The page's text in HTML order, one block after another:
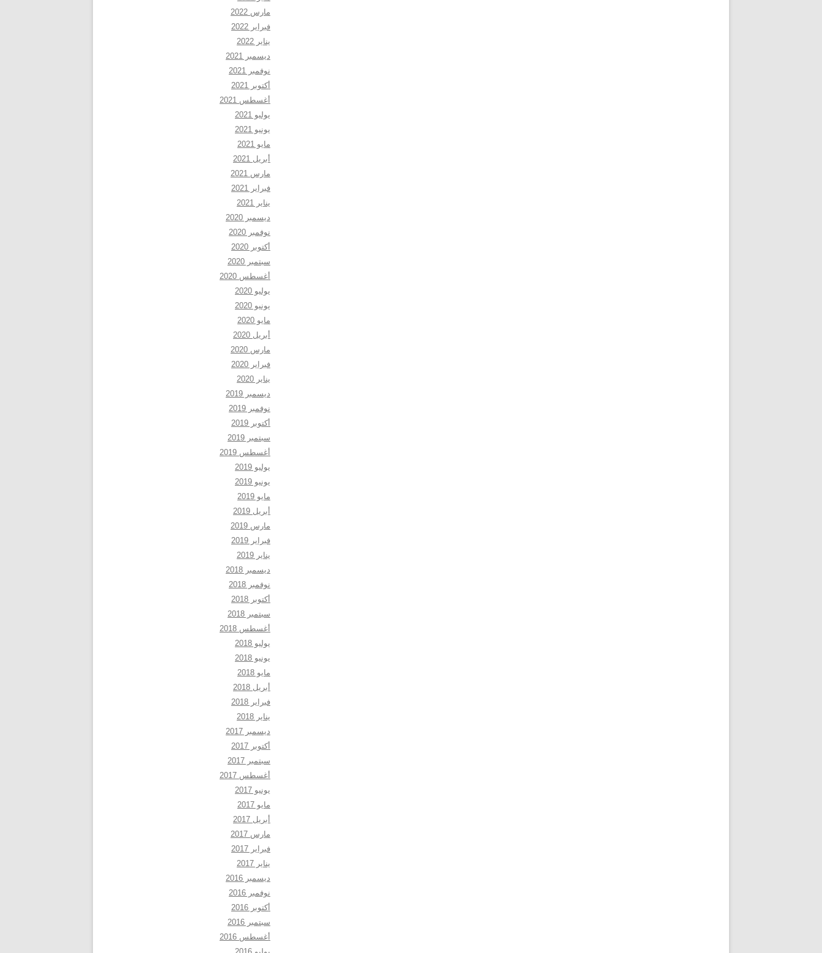
مارس 2022
فبراير 2022
يناير 2022
ديسمبر 2021
نوفمبر 2021
أكتوبر 2021
أغسطس 2021
يوليو 2021
يونيو 2021
مايو 2021
أبريل 2021
مارس 2021
فبراير 2021
يناير 2021
ديسمبر 2020
نوفمبر 2020
أكتوبر 2020
سبتمبر 2020
أغسطس 2020
يوليو 2020
يونيو 2020
مايو 2020
أبريل 2020
مارس 2020
فبراير 2020
يناير 2020
ديسمبر 2019
نوفمبر 2019
أكتوبر 2019
سبتمبر 2019
أغسطس 2019
يوليو 2019
يونيو 2019
مايو 2019
أبريل 2019
مارس 2019
فبراير 2019
يناير 2019
ديسمبر 2018
نوفمبر 2018
أكتوبر 2018
سبتمبر 2018
أغسطس 2018
يوليو 2018
يونيو 2018
مايو 2018
أبريل 2018
فبراير 2018
يناير 2018
ديسمبر 2017
أكتوبر 2017
سبتمبر 2017
أغسطس 2017
يونيو 2017
مايو 2017
أبريل 2017
مارس 2017
فبراير 2017
يناير 2017
ديسمبر 2016
نوفمبر 2016
أكتوبر 2016
سبتمبر 2016
أغسطس 2016